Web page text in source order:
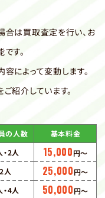
合は買取査定を行い、お
す。
によって変動します。
紹介しています。
の人数
基本料金
・2人 15,000円〜
2人 25,000円〜
・4人 50,000円〜